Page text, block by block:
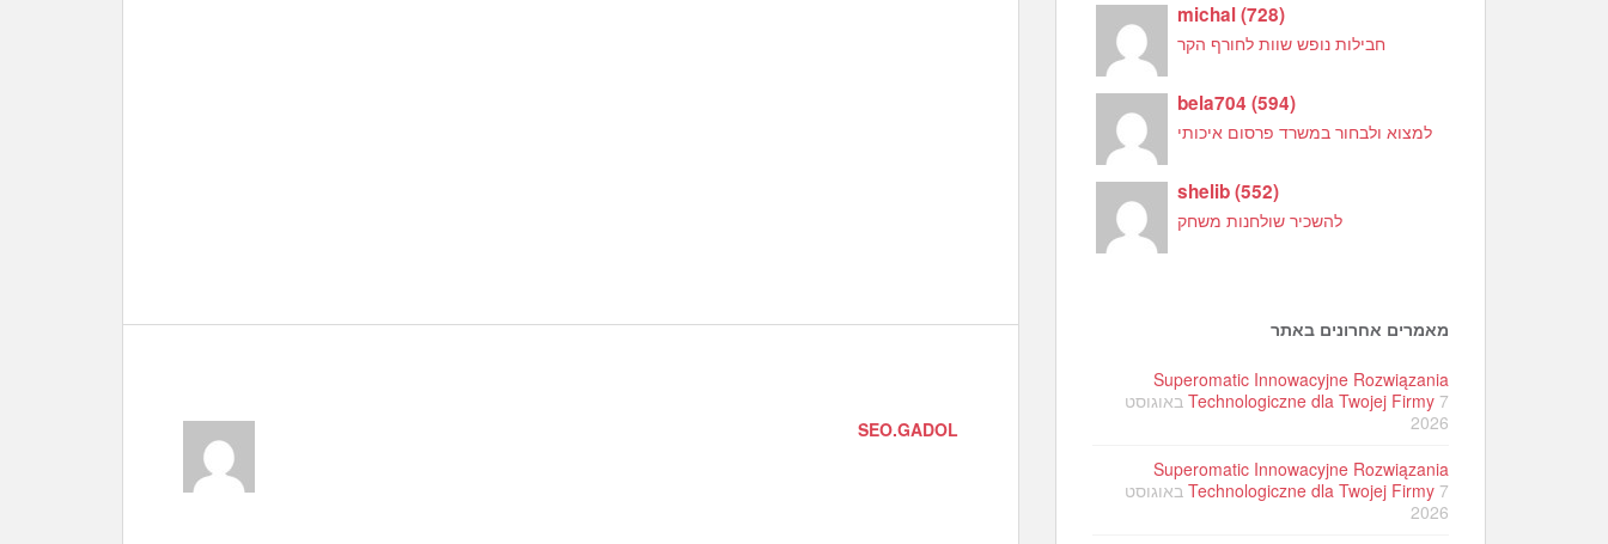
SEO.GADOL
michal(728)
חבילות נופש שוות לחורף הקר
bela704(594)
למצוא ולבחור במשרד פרסום איכותי
shelib(552)
להשכיר שולחנות משחק
מאמרים אחרונים באתר
Superomatic Innowacyjne Rozwiązania
Technologiczne dla Twojej Firmy 7 באוגוסט
2026
Superomatic Innowacyjne Rozwiązania
Technologiczne dla Twojej Firmy 7 באוגוסט
2026